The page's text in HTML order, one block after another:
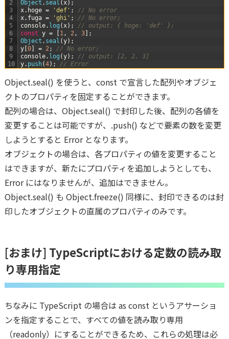
2
3
4
5
6
7
8
9
10
Object . seal (x) ;
x. hoge = 'def' ;
// No error
x. fuga = 'ghi' ;
// No error;
console. log (x) ;
// output: { hoge: 'def' };
const y = 1, 2, 3]
;
Object . seal (y) ;
y[ 0] = 2;
// No error;
console. log (y) ;
// output: [2, 2, 3]
y. push(4) ; // Error
Object.seal() を使うと、const で宣言した配列やオブジェ
クトのプロパティを固定することができます。
配列の場合は、Object.seal() で封印した後、配列の各値を
変更することは可能ですが、.push() などで要素の数を変更
しようとすると Error となります。
オブジェクトの場合は、各プロパティの値を変更すること
はできますが、新たにプロパティを追加しようとしても、
Error にはなりませんが、追加はできません。
Object.seal() も Object.freeze() 同様に、封印できるのは封
印したオブジェクトの直属のプロパティのみです。
[おまけ] TypeScriptにおける定数の読み取
り専用指定
ちなみに TypeScript の場合は as const というアサーショ
ンを指定することで、すべての値を読み取り専用
（readonly）にすることができるため、これらの処理は必